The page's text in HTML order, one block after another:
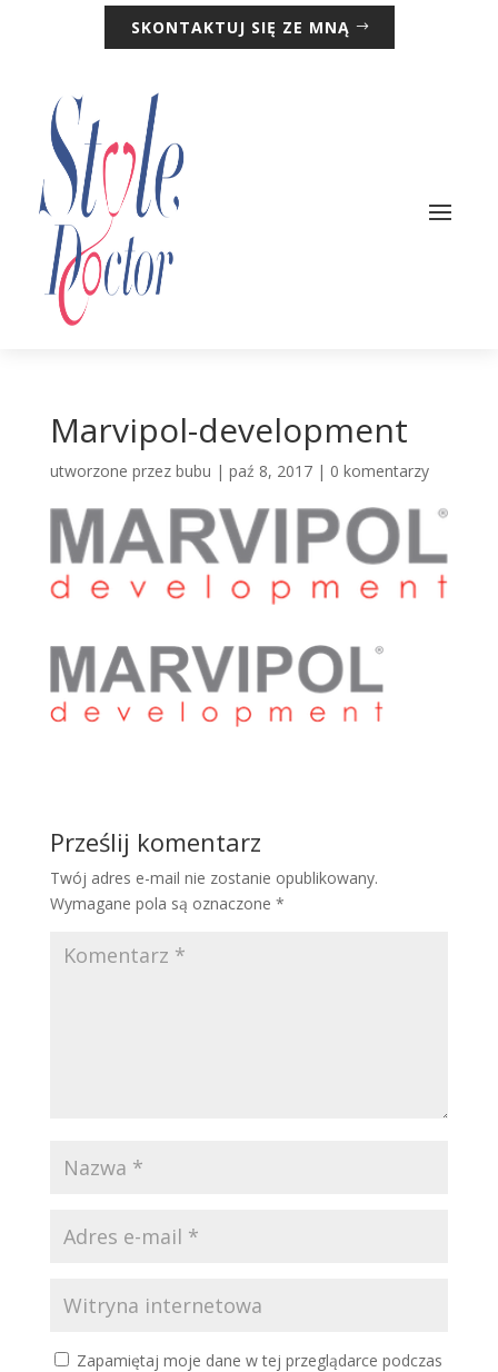
SKONTAKTUJ SIĘ ZE MNĄ
Marvipol-development
utworzone przez bubu | paź 8, 2017| 0 komentarzy
Prześlij komentarz
Twój adres e-mail nie zostanie opublikowany.
Wymagane pola są oznaczone *
Zapamiętaj moje dane w tej przeglądarce podczas